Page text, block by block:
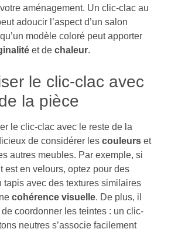
votre aménagement. Un clic-clac au
adoucir l’aspect d’un salon
modèle coloré peut apporter
et de chaleur.
le clic-clac avec
la pièce
le clic-clac avec le reste de la
de considérer les couleurs et
autres meubles. Par exemple, si
est en velours, optez pour des
tapis avec des textures similaires
cohérence visuelle. De plus, il
coordonner les teintes : un clic-
neutres s’associe facilement